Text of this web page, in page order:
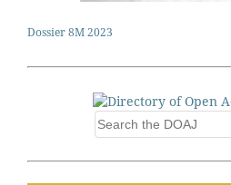
Dossier 8M 2023